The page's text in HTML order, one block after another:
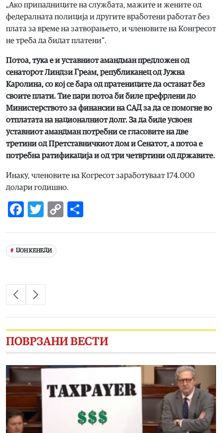
„Ако припадниците на службата, мажите и жените од
федералната полиција и другите вработени работат без
плата за време на затворањето, и членовите на Конгресот
не треба да бидат платени“.
Потоа, тука е и уставниот амандман предложен од
сенаторот Линдзи Греам, републиканец од Јужна
Каролина, со кој се бара од пратениците да останат без
своите плати. Тие пари потоа би биле префрлени до
Министерството за финансии на САД за да се помогне во
отплатата на националниот долг. За да биде усвоен
уставниот амандман потребни се гласовите на две
третини од Претставничкиот дом и Сенатот, а потоа е
потребна ратификација и од три четвртини од државите.
Инаку, членовите на Когресот заработуваат 174.000
долари годишно.
Facebook
Twitter
Copy
ЏОН КЕНЕДИ
ПОВРЗАНИ ВЕСТИ